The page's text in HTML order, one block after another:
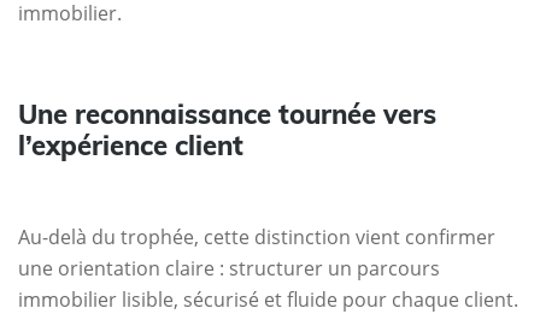
immobilier.
Une reconnaissance tournée vers
l’expérience client
Au-delà du trophée, cette distinction vient confirmer
une orientation claire : structurer un parcours
immobilier lisible, sécurisé et fluide pour chaque client.